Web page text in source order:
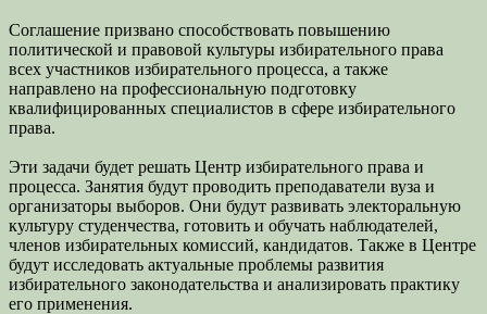
Соглашение призвано способствовать повышению
политической и правовой культуры избирательного права
всех участников избирательного процесса, а также
направлено на профессиональную подготовку
квалифицированных специалистов в сфере избирательного
права.
Эти задачи будет решать Центр избирательного права и
процесса. Занятия будут проводить преподаватели вуза и
организаторы выборов. Они будут развивать электоральную
культуру студенчества, готовить и обучать наблюдателей,
членов избирательных комиссий, кандидатов. Также в Центре
будут исследовать актуальные проблемы развития
избирательного законодательства и анализировать практику
его применения.